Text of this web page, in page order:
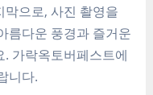
으로, 사진 촬영을
름다운 풍경과 즐거운
가락옥토버페스트에
니다.